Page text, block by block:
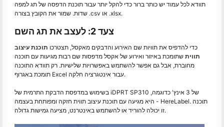
תוודא לכל עמוד יש כותר ברור כדי להקל יותר עבור תוכנת הדפסה של תג למפה
שדות. שמור את הקובץ בצורה .csv או .xlsx.
צעד 2: לעצב את תג השם
כדי להדפיס את תוויות שם האירוע והדבקים מאקסל, תצטרכו תוכנת עיצוב
תווית שתומכת באיזור ואירוע של אקסל מדפסות שם רבות מגיעות עם תוכנה
מחוברת, אבל גם אפשר להשתמש באפשרויות שלישיות. רק תוודא התוכנה
תומכת באגרוף Excel עבור אינטגרציה חלקה.
בשימוש במדפסת הדבקת התרמית של iDPRT SP310 של 3 אינץ' כדוגמה,
היא מגיעה עם תוכנת עיצוב תווית חזקה ומפותחת בעצמה - HereLabel. תוכנה
זו יכולה להוריד או להשתמש באינטרנט, מציעה גמישות גדולה.